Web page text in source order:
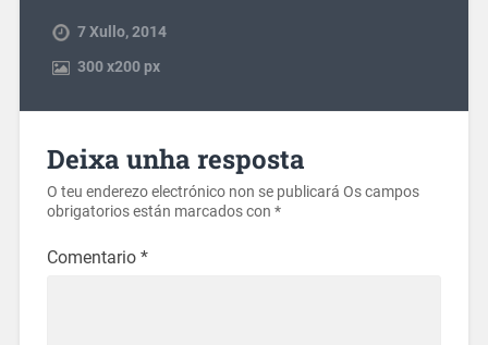
7 Xullo, 2014
300x200 px
Deixa unha resposta
O teu enderezo electrónico non se publicará Os campos
obrigatorios están marcados con *
Comentario *